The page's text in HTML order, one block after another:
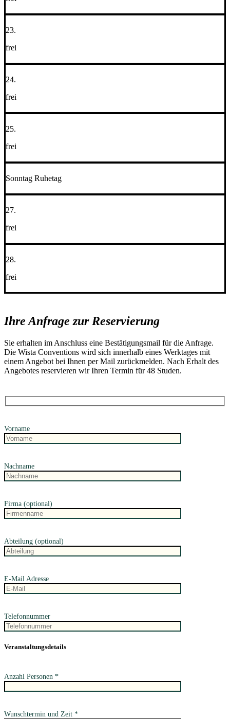
23.
frei
24.
frei
25.
frei
Sonntag Ruhetag
27.
frei
28.
frei
Ihre Anfrage zur Reservierung
Sie erhalten im Anschluss eine Bestätigungsmail für die Anfrage.
Die Wista Conventions wird sich innerhalb eines Werktages mit
einem Angebot bei Ihnen per Mail zurückmelden. Nach Erhalt des
Angebotes reservieren wir Ihren Termin für 48 Studen.
Vorname
Nachname
Firma (optional)
Abteilung (optional)
E-Mail Adresse
Telefonnummer
Veranstaltungsdetails
Anzahl Personen *
Wunschtermin und Zeit *